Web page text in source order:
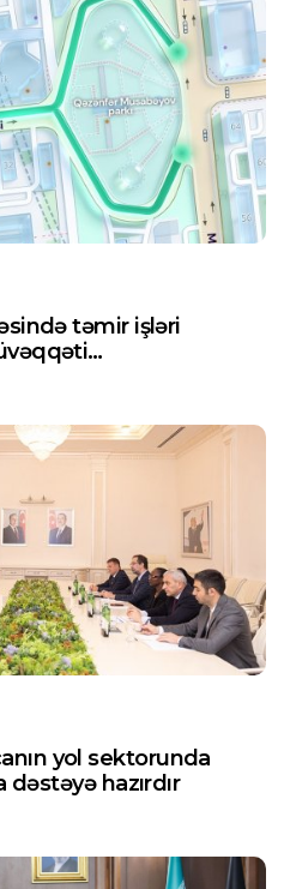
təmir işləri
yol sektorunda
hazırdır